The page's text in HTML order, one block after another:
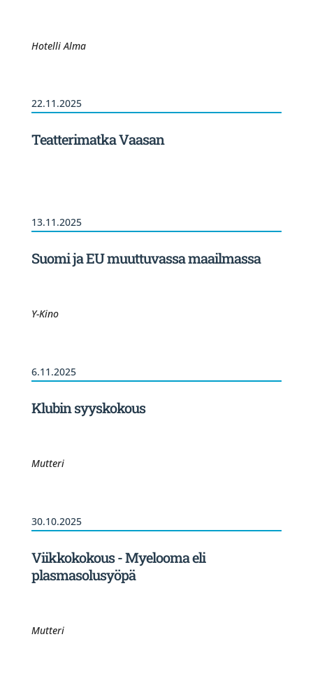
Hotelli Alma
22.11.2025
Teatterimatka Vaasan
13.11.2025
Suomi ja EU muuttuvassa maailmassa
Y-Kino
6.11.2025
Klubin syyskokous
Mutteri
30.10.2025
Viikkokokous - Myelooma eli
plasmasolusyöpä
Mutteri